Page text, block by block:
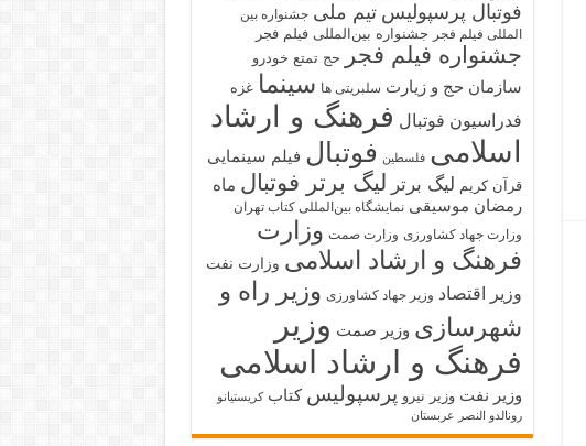
فوتبال پرسپولیس تیم ملی جشنواره بین
المللی فیلم فجر جشنواره بین‌المللی فیلم فجر
جشنواره فیلم فجر حج تمتع خودرو
سازمان حج و زیارت سلبریتی ها سینما غزه
فدراسیون فوتبال فرهنگ و ارشاد
اسلامی فلسطین فوتبال فیلم سینمایی
قرآن کریم لیگ برتر لیگ برتر فوتبال ماه
رمضان موسیقی نمایشگاه بین‌المللی کتاب تهران
وزارت جهاد کشاورزی وزارت صمت وزارت
فرهنگ و ارشاد اسلامی وزارت نفت
وزیر اقتصاد وزیر جهاد کشاورزی وزیر راه و
شهرسازی وزیر صمت وزیر
فرهنگ و ارشاد اسلامی
وزیر نفت وزیر نیرو پرسپولیس کتاب کریستیانو
رونالدو النصر عربستان